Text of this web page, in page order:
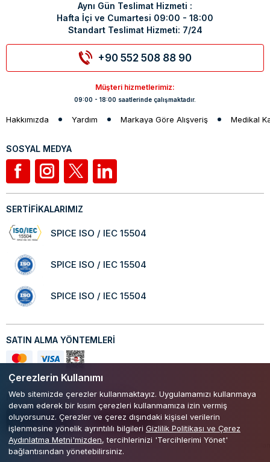
Çerezlerin Kullanımı
Web sitemizde çerezler kullanmaktayız. Uygulamamızı kullanmaya
devam ederek bir kısım çerezleri kullanmamıza izin vermiş
oluyorsunuz. Çerezler ve çerez dışındaki kişisel verilerin
işlenmesine yönelik ayrıntılılı bilgileri Gizlilik Politikası ve Çerez
Aydınlatma Metni'mizden, tercihlerinizi 'Tercihlerimi Yönet'
bağlantısından yönetebilirsiniz.
Aynı Gün Teslimat Hizmeti :
Hafta İçi ve Cumartesi 09:00 - 18:00
Standart Teslimat Hizmeti: 7/24
+90 552 508 88 90
Müşteri hizmetlerimiz:
09:00 - 18:00 saatlerinde çalışmaktadır.
Hakkımızda Yardım Markaya Göre Alışveriş Medikal
SOSYAL MEDYA
SERTİFİKALARIMIZ
SPICE ISO / IEC 15504
SPICE ISO / IEC 15504
SPICE ISO / IEC 15504
SATIN ALMA YÖNTEMLERİ
Mobil Uygulamamızı Keşfedin!
Kişisel Verilerin Korunması Kanunu Gizlilik ve Çerez Politikası